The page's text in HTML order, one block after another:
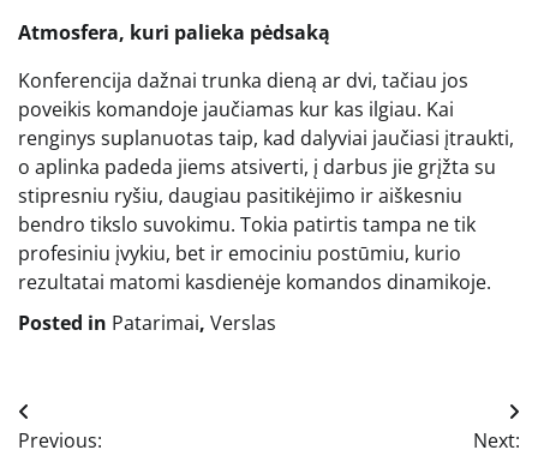
Atmosfera, kuri palieka pėdsaką
Konferencija dažnai trunka dieną ar dvi, tačiau jos
poveikis komandoje jaučiamas kur kas ilgiau. Kai
renginys suplanuotas taip, kad dalyviai jaučiasi įtraukti,
o aplinka padeda jiems atsiverti, į darbus jie grįžta su
stipresniu ryšiu, daugiau pasitikėjimo ir aiškesniu
bendro tikslo suvokimu. Tokia patirtis tampa ne tik
profesiniu įvykiu, bet ir emociniu postūmiu, kurio
rezultatai matomi kasdienėje komandos dinamikoje.
Posted in Patarimai, Verslas
Navigacija
Previous: Next: